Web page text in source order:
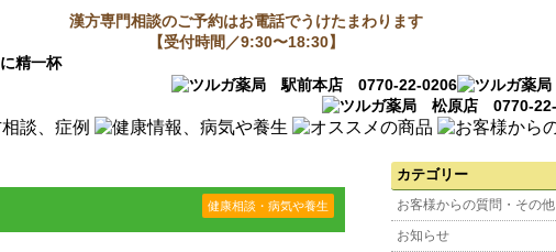
漢方専門相談のご予約はお電話でうけたまわります
【受付時間／9:30〜18:30】
健康相談・病気や養生
カテゴリー
お客様からの質問・その他
お知らせ